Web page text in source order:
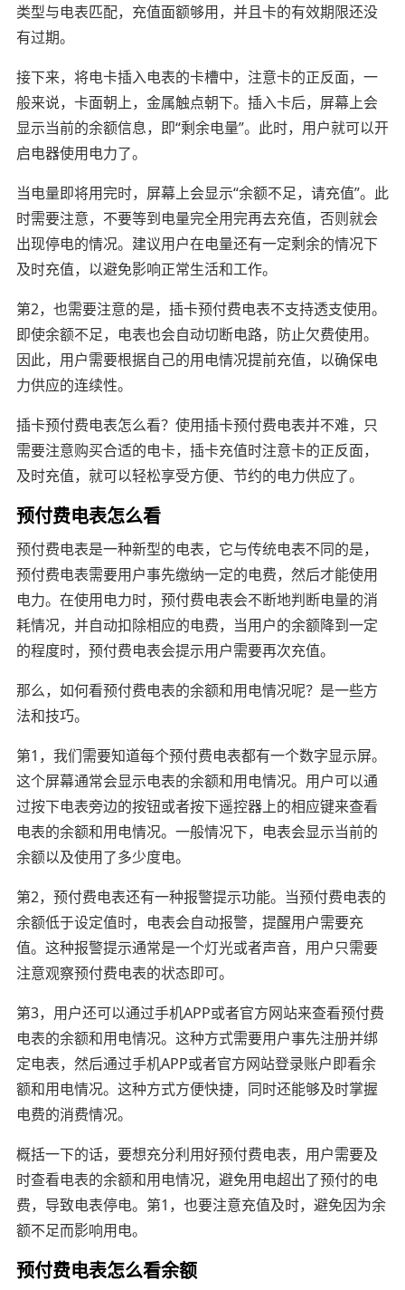
类型与电表匹配，充值面额够用，并且卡的有效期限还没
有过期。
接下来，将电卡插入电表的卡槽中，注意卡的正反面，一
般来说，卡面朝上，金属触点朝下。插入卡后，屏幕上会
显示当前的余额信息，即“剩余电量”。此时，用户就可以开
启电器使用电力了。
当电量即将用完时，屏幕上会显示“余额不足，请充值”。此
时需要注意，不要等到电量完全用完再去充值，否则就会
出现停电的情况。建议用户在电量还有一定剩余的情况下
及时充值，以避免影响正常生活和工作。
第2，也需要注意的是，插卡预付费电表不支持透支使用。
即使余额不足，电表也会自动切断电路，防止欠费使用。
因此，用户需要根据自己的用电情况提前充值，以确保电
力供应的连续性。
插卡预付费电表怎么看？使用插卡预付费电表并不难，只
需要注意购买合适的电卡，插卡充值时注意卡的正反面，
及时充值，就可以轻松享受方便、节约的电力供应了。
预付费电表怎么看
预付费电表是一种新型的电表，它与传统电表不同的是，
预付费电表需要用户事先缴纳一定的电费，然后才能使用
电力。在使用电力时，预付费电表会不断地判断电量的消
耗情况，并自动扣除相应的电费，当用户的余额降到一定
的程度时，预付费电表会提示用户需要再次充值。
那么，如何看预付费电表的余额和用电情况呢？是一些方
法和技巧。
第1，我们需要知道每个预付费电表都有一个数字显示屏。
这个屏幕通常会显示电表的余额和用电情况。用户可以通
过按下电表旁边的按钮或者按下遥控器上的相应键来查看
电表的余额和用电情况。一般情况下，电表会显示当前的
余额以及使用了多少度电。
第2，预付费电表还有一种报警提示功能。当预付费电表的
余额低于设定值时，电表会自动报警，提醒用户需要充
值。这种报警提示通常是一个灯光或者声音，用户只需要
注意观察预付费电表的状态即可。
第3，用户还可以通过手机APP或者官方网站来查看预付费
电表的余额和用电情况。这种方式需要用户事先注册并绑
定电表，然后通过手机APP或者官方网站登录账户即看余
额和用电情况。这种方式方便快捷，同时还能够及时掌握
电费的消费情况。
概括一下的话，要想充分利用好预付费电表，用户需要及
时查看电表的余额和用电情况，避免用电超出了预付的电
费，导致电表停电。第1，也要注意充值及时，避免因为余
额不足而影响用电。
预付费电表怎么看余额